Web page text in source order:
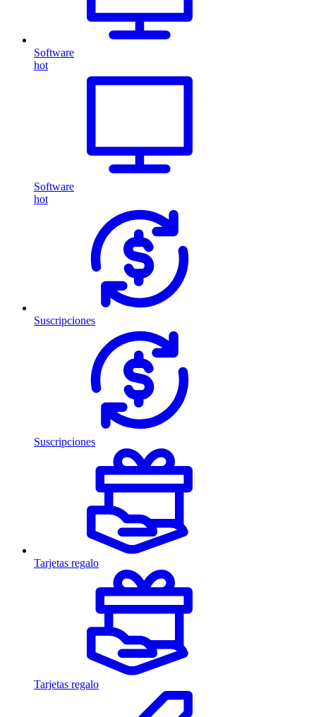
Software
hot
Software
hot
Suscripciones
Suscripciones
Tarjetas regalo
Tarjetas regalo